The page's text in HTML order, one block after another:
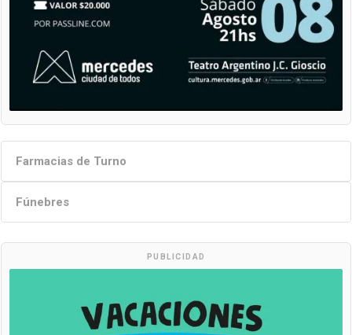
Farmacias de Turno
Fúnebres
PUBLICIDAD